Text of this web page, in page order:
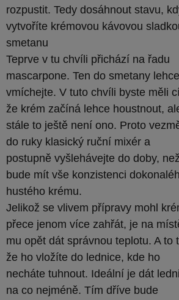
rozpustit. Tedy dosáhnout stavu,
vytvoříte krémovou kávovou
smetanu
Teprve v tu chvíli přichází na řadu
mascarpone. Ten do smetany lehce
vmíchejte. V tuto chvíli byste měli
že krém začíná lehce houstnout,
stále to ještě není ono. Proto
do ruky klasický ruční mixér a
postupně vyšlehávejte do doby, než
bude mít vše konzistenci
hustého krému.
Jelikož se vlivem přípravy mohl
přece jenom více zahřát, je na
mu opět dát správnou teplotu. A to
že ho vložíte do lednice, kde ho
necháte tuhnout. Ideální je dát
na co nejméně. Tím dříve bude